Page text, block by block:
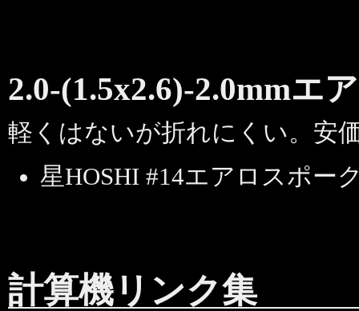
2.0-(1.5x2.6)-2.0mmエ
軽くはないが折れにくい。安
星HOSHI #14エアロスポー
計算機リンク集